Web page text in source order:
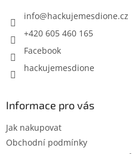
info@hackujemesdione.cz
+420 605 460 165
Facebook
hackujemesdione
Informace pro vás
Jak nakupovat
Obchodní podmínky